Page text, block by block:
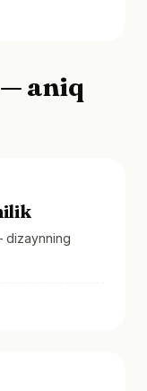
aniq
dizaynning